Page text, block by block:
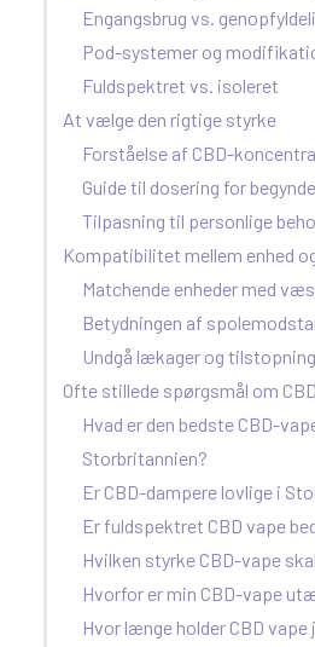
Engangsbrug vs.
Pod-systemer og
Fuldspektret vs. isoleret
At vælge den rigtige styrke
Forståelse af CBD-
Guide til dosering for
Tilpasning til personlige
Kompatibilitet mellem enhed
Matchende enheder med
Betydningen af
Undgå lækager og
Ofte stillede spørgsmål om
Hvad er den bedste CBD-
Storbritannien?
Er CBD-dampere lovlige i
Er fuldspektret CBD vape
Hvilken styrke CBD-vape
Hvorfor er min CBD-vape
Hvor længe holder CBD vape